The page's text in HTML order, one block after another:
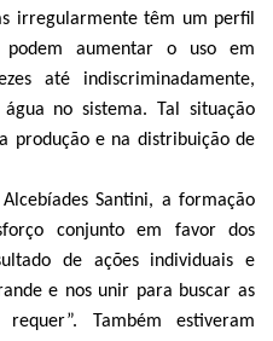
irregularmente têm um perfil
podem aumentar o uso em
até indiscriminadamente,
no sistema. Tal situação
produção e na distribuição de
Santini, a formação
conjunto em favor dos
de ações individuais e
e nos unir para buscar as
Também estiveram